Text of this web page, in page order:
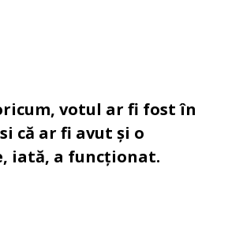
votul ar fi fost în
că ar fi avut și o
iată, a funcționat.